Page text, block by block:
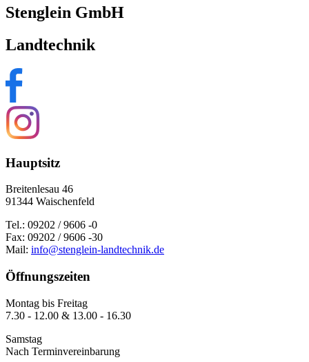
Stenglein GmbH
Landtechnik
Hauptsitz
Breitenlesau 46
91344 Waischenfeld
Tel.: 09202 / 9606 -0
Fax: 09202 / 9606 -30
Mail: info@stenglein-landtechnik.de
Öffnungszeiten
Montag bis Freitag
7.30 - 12.00 & 13.00 - 16.30
Samstag
Nach Terminvereinbarung